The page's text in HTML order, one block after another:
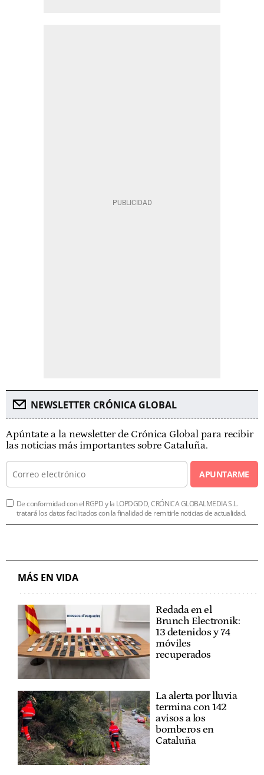
NEWSLETTER CRÓNICA GLOBAL
Apúntate a la newsletter de Crónica Global para recibir
las noticias más importantes sobre Cataluña.
APUNTARME
De conformidad con el RGPD y la LOPDGDD, CRÓNICA GLOBALMEDIA S.L.
tratará los datos facilitados con la finalidad de remitirle noticias de actualidad.
MÁS EN VIDA
Redada en el
Brunch Electronik:
13 detenidos y 74
móviles
recuperados
La alerta por lluvia
termina con 142
avisos a los
bomberos en
Cataluña